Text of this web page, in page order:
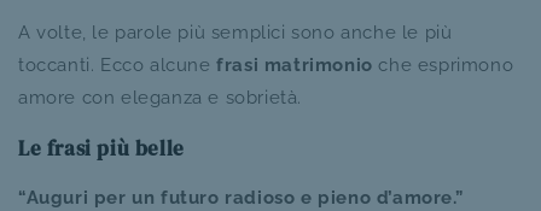
A volte, le parole più semplici sono anche le più
toccanti. Ecco alcunefrasi matrimonio che esprimono
amore con eleganza e sobrietà.
Le frasi più belle
“Auguri per un futuro radioso e pieno d’amore.”